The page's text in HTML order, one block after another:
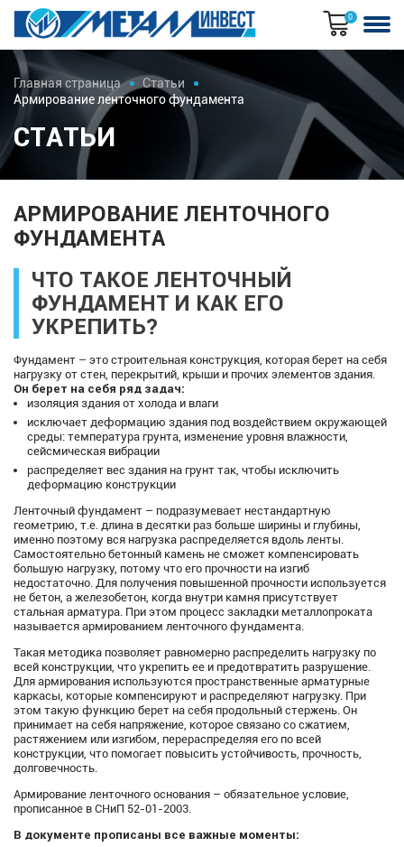
0
Главная страница
Статьи
Армирование ленточного фундамента
СТАТЬИ
АРМИРОВАНИЕ ЛЕНТОЧНОГО
ФУНДАМЕНТА
ЧТО ТАКОЕ ЛЕНТОЧНЫЙ
ФУНДАМЕНТ И КАК ЕГО
УКРЕПИТЬ?
Фундамент – это строительная конструкция, которая берет на себя
нагрузку от стен, перекрытий, крыши и прочих элементов здания.
Он берет на себя ряд задач:
изоляция здания от холода и влаги
исключает деформацию здания под воздействием окружающей
среды: температура грунта, изменение уровня влажности,
сейсмическая вибрации
распределяет вес здания на грунт так, чтобы исключить
деформацию конструкции
Ленточный фундамент – подразумевает нестандартную
геометрию, т.е. длина в десятки раз больше ширины и глубины,
именно поэтому вся нагрузка распределяется вдоль ленты.
Самостоятельно бетонный камень не сможет компенсировать
большую нагрузку, потому что его прочности на изгиб
недостаточно. Для получения повышенной прочности используется
не бетон, а железобетон, когда внутри камня присутствует
стальная арматура. При этом процесс закладки металлопроката
называется армированием ленточного фундамента.
Такая методика позволяет равномерно распределить нагрузку по
всей конструкции, что укрепить ее и предотвратить разрушение.
Для армирования используются пространственные арматурные
каркасы, которые компенсируют и распределяют нагрузку. При
этом такую функцию берет на себя продольный стержень. Он
принимает на себя напряжение, которое связано со сжатием,
растяжением или изгибом, перераспределяя его по всей
конструкции, что помогает повысить устойчивость, прочность,
долговечность.
Армирование ленточного основания – обязательное условие,
прописанное в СНиП 52-01-2003.
В документе прописаны все важные моменты: